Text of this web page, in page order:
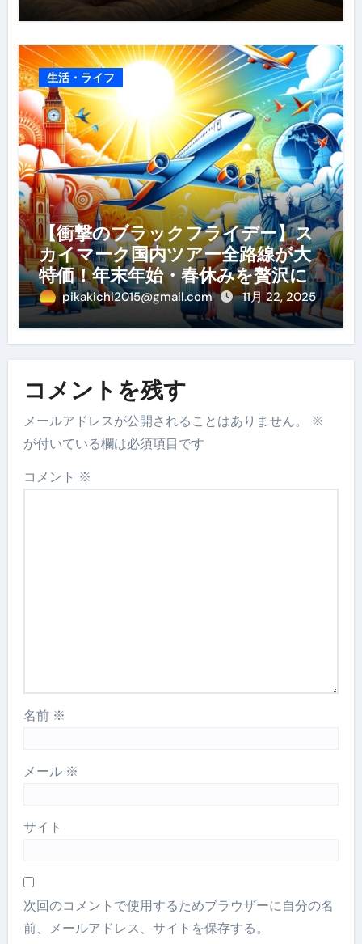
生活・ライフ
【衝撃のブラックフライデー】ス
カイマーク国内ツアー全路線が大
特価！年末年始・春休みを贅沢に
過ごす賢い予約ガイド
pikakichi2015@gmail.com 11月 22, 2025
コメントを残す
メールアドレスが公開されることはありません。
※
が付いている欄は必須項目です
コメント ※
名前 ※
メール ※
サイト
次回のコメントで使用するためブラウザーに自分の名
前、メールアドレス、サイトを保存する。